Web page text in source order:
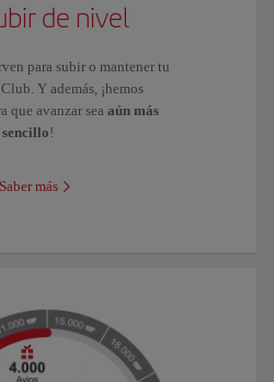
de nivel
para subir o mantener tu
Y además, ¡hemos
que avanzar seaaún más
sencillo!
Saber más